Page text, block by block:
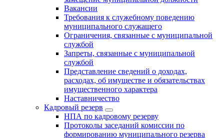
Вакансии
Требования к служебному поведению
муниципального служащего
Ограничения, связанные с муниципальной
службой
Запреты, связанные с муниципальной
службой
Представление сведений о доходах,
расходах, об имуществе и обязательствах
имущественного характера
Наставничество
Кадровый резерв
НПА по кадровому резерву
Протоколы заседаний комиссии по
формированию муниципального резерва